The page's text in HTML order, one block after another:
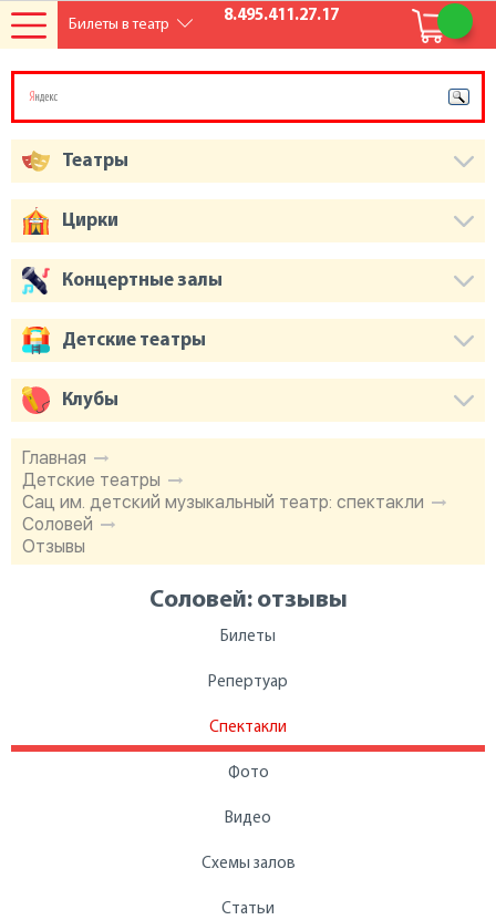
8.495.411.27.17
Главная
Детские театры
Сац им. детский музыкальный театр: спектакли
Соловей
Отзывы
Соловей: отзывы
Билеты
Репертуар
Спектакли
Фото
Видео
Схемы залов
Статьи
Театры
Цирки
Концертные залы
Детские театры
Клубы
Билеты в театр